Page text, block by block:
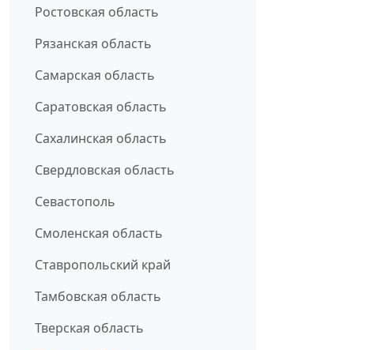
Ростовская область
Рязанская область
Самарская область
Саратовская область
Сахалинская область
Свердловская область
Севастополь
Смоленская область
Ставропольский край
Тамбовская область
Тверская область